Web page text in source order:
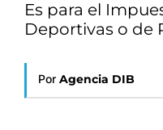
Es para el
Deportivas o de
Por Agencia DIB